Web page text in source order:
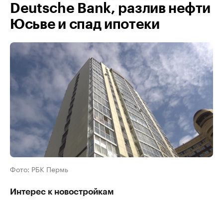
Deutsche Bank, разлив нефти
Юсьве и спад ипотеки
Фото: РБК Пермь
Интерес к новостройкам